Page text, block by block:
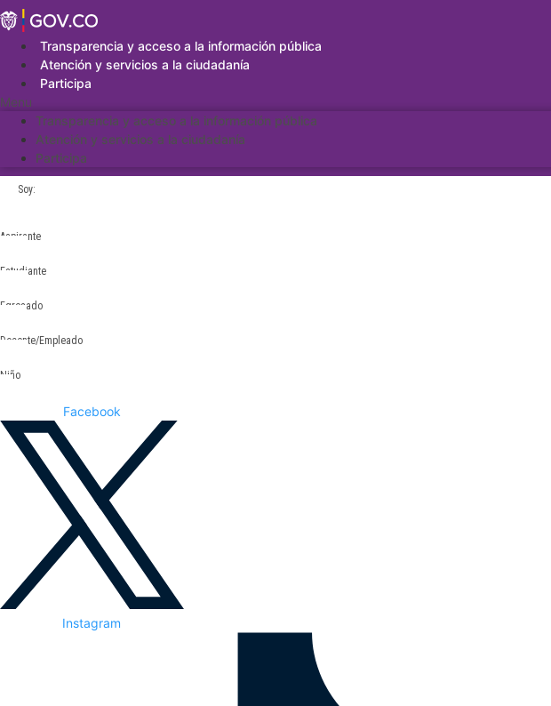
Saltar
al
contenidoTransparencia y acceso a la información pública
Atención y servicios a la ciudadanía
Participa
Menu
Transparencia y acceso a la información pública
Atención y servicios a la ciudadanía
Participa
Soy:
Aspirante
Estudiante
Egresado
Docente/Empleado
Niño
Facebook
Instagram